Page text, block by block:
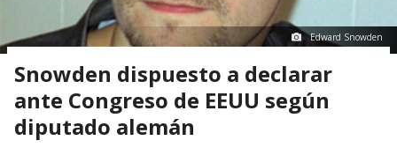
Edward Snowden
Snowden dispuesto a declarar
ante Congreso de EEUU según
diputado alemán